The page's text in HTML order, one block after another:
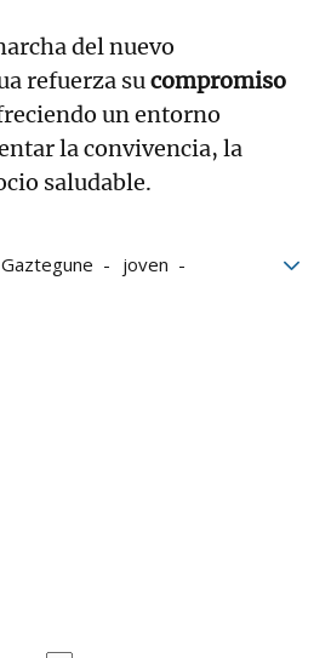
del nuevo
refuerza sucompromiso
un entorno
la convivencia, la
saludable.
Gaztegune
joven